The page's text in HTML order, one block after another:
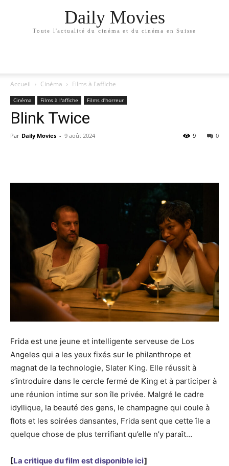
Daily Movies
Toute l'actualité du cinéma et du cinéma en Suisse
Accueil Cinéma Films à l'affiche
Cinéma Films à l'affiche Films d'horreur
Blink Twice
Par Daily Movies - 9 août 2024 0
9
Frida est une jeune et intelligente serveuse de Los
Angeles qui a les yeux fixés sur le philanthrope et
magnat de la technologie, Slater King. Elle réussit à
s’introduire dans le cercle fermé de King et à participer à
une réunion intime sur son île privée. Malgré le cadre
idyllique, la beauté des gens, le champagne qui coule à
flots et les soirées dansantes, Frida sent que cette île a
quelque chose de plus terrifiant qu’elle n’y paraît…
[La critique du film est disponible ici]